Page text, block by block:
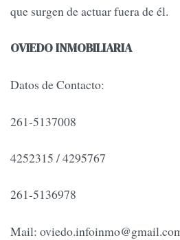
que surgen de actuar fuera de él.
OVIEDO INMOBILIARIA
Datos de Contacto:
261-5137008
4252315 / 4295767
261-5136978
Mail: